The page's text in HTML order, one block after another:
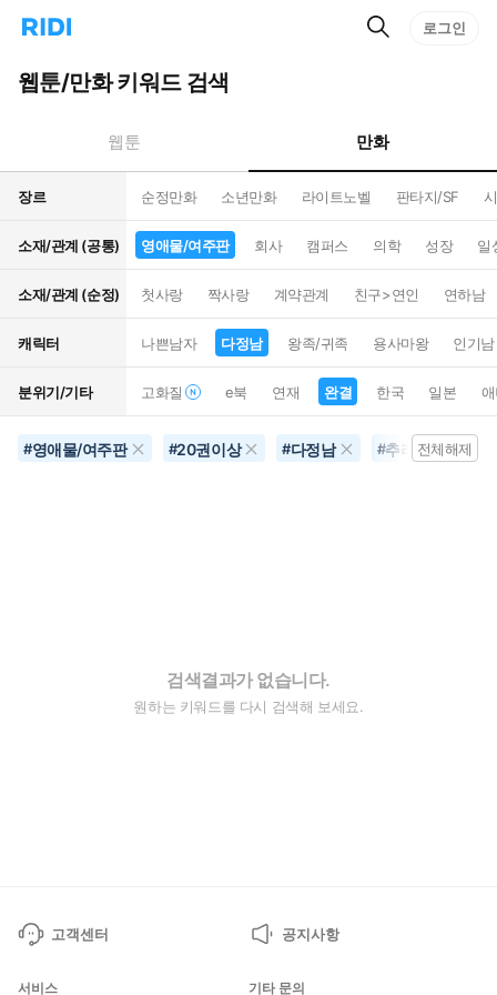
리
홈
으
턴
트
검
로그인
웹툰/만화 키워드 검색
웹툰 만화
장르 순정만화 소년만화 라이트노벨 판타지/SF
소재/관계 (공통) 영애물/여주판 회사 캠퍼스 의학 성장 일
소재/관계 (순정) 첫사랑 짝사랑 계약관계 친구>연인 연하남
캐릭터 나쁜남자 다정남 왕족/귀족 용사마왕 인기남
분위기/기타 고화질 e북 연재 완결 한국 일본
#영애물/여주판 #20권이상 #다정남 #추리물전체해제
검색결과가 없습니다.
원하는 키워드를 다시 검색해 보세요.
고객센터 공지사항
서비스 기타 문의